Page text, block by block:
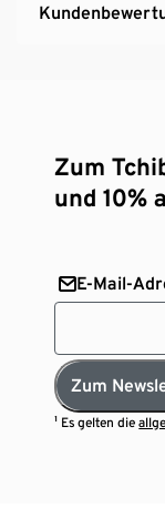
Zum
und 10%
E-Mail-
Zum
¹ Es gelten die